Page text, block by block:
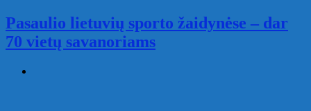
Pasaulio lietuvių sporto žaidynėse – dar
70 vietų savanoriams